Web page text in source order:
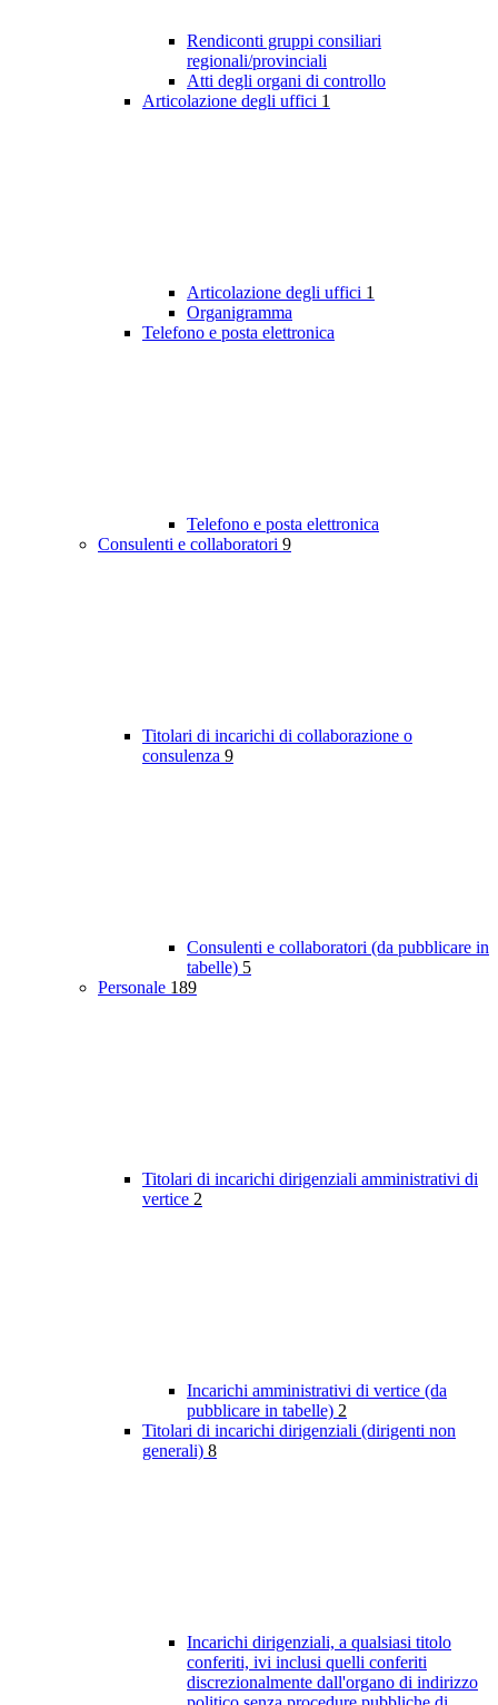
Rendiconti gruppi consiliari
regionali/provinciali
Atti degli organi di controllo
Articolazione degli uffici 1
Articolazione degli uffici 1
Organigramma
Telefono e posta elettronica
Telefono e posta elettronica
Consulenti e collaboratori 9
Titolari di incarichi di collaborazione o
consulenza 9
Consulenti e collaboratori (da pubblicare in
tabelle) 5
Personale 189
Titolari di incarichi dirigenziali amministrativi di
vertice 2
Incarichi amministrativi di vertice (da
pubblicare in tabelle) 2
Titolari di incarichi dirigenziali (dirigenti non
generali) 8
Incarichi dirigenziali, a qualsiasi titolo
conferiti, ivi inclusi quelli conferiti
discrezionalmente dall'organo di indirizzo